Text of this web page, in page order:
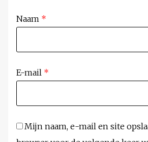
Naam *
E-mail *
Mijn naam, e-mail en site